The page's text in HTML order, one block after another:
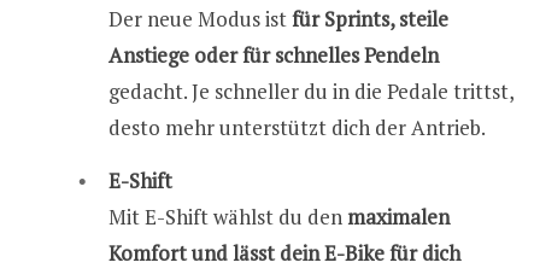
Der neue Modus istfür Sprints, steile
Anstiege oder für schnelles Pendeln
gedacht. Je schneller du in die Pedale trittst,
desto mehr unterstützt dich der Antrieb.
E-Shift
Mit E-Shift wählst du denmaximalen
Komfort und lässt dein E-Bike für dich